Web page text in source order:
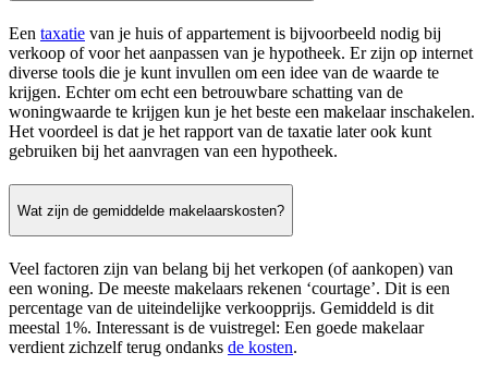
Een taxatie van je huis of appartement is bijvoorbeeld nodig bij
verkoop of voor het aanpassen van je hypotheek. Er zijn op internet
diverse tools die je kunt invullen om een idee van de waarde te
krijgen. Echter om echt een betrouwbare schatting van de
woningwaarde te krijgen kun je het beste een makelaar inschakelen.
Het voordeel is dat je het rapport van de taxatie later ook kunt
gebruiken bij het aanvragen van een hypotheek.
Wat zijn de gemiddelde makelaarskosten?
Veel factoren zijn van belang bij het verkopen (of aankopen) van
een woning. De meeste makelaars rekenen ‘courtage’. Dit is een
percentage van de uiteindelijke verkoopprijs. Gemiddeld is dit
meestal 1%. Interessant is de vuistregel: Een goede makelaar
verdient zichzelf terug ondanks de kosten.